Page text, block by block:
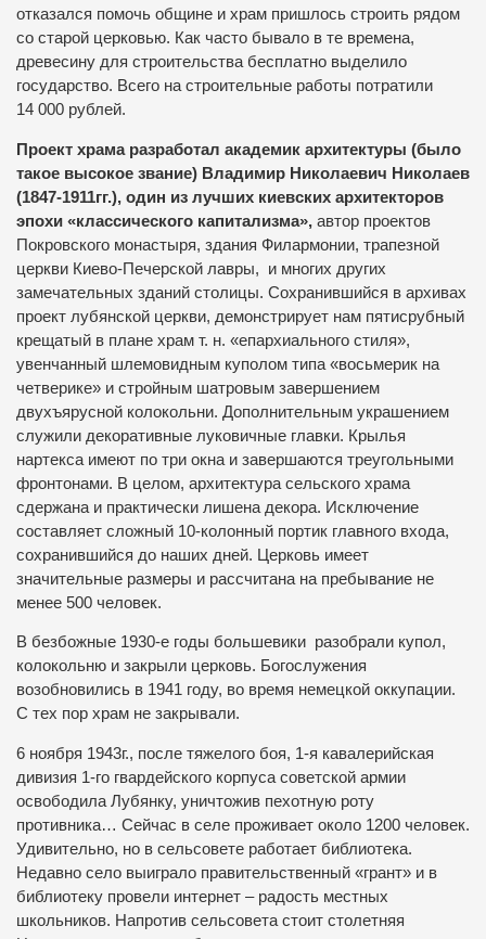
отказался помочь общине и храм пришлось строить рядом
со старой церковью. Как часто бывало в те времена,
древесину для строительства бесплатно выделило
государство. Всего на строительные работы потратили
14 000 рублей.
Проект храма разработал академик архитектуры (было
такое высокое звание) Владимир Николаевич Николаев
(1847-1911гг.), один из лучших киевских архитекторов
эпохи «классического капитализма», автор проектов
Покровского монастыря, здания Филармонии, трапезной
церкви Киево-Печерской лавры, и многих других
замечательных зданий столицы. Сохранившийся в архивах
проект лубянской церкви, демонстрирует нам пятисрубный
крещатый в плане храм т. н. «епархиального стиля»,
увенчанный шлемовидным куполом типа «восьмерик на
четверике» и стройным шатровым завершением
двухъярусной колокольни. Дополнительным украшением
служили декоративные луковичные главки. Крылья
нартекса имеют по три окна и завершаются треугольными
фронтонами. В целом, архитектура сельского храма
сдержана и практически лишена декора. Исключение
составляет сложный 10-колонный портик главного входа,
сохранившийся до наших дней. Церковь имеет
значительные размеры и рассчитана на пребывание не
менее 500 человек.
В безбожные 1930-е годы большевики разобрали купол,
колокольню и закрыли церковь. Богослужения
возобновились в 1941 году, во время немецкой оккупации.
С тех пор храм не закрывали.
6 ноября 1943г., после тяжелого боя, 1-я кавалерийская
дивизия 1-го гвардейского корпуса советской армии
освободила Лубянку, уничтожив пехотную роту
противника… Сейчас в селе проживает около 1200 человек.
Удивительно, но в сельсовете работает библиотека.
Недавно село выиграло правительственный «грант» и в
библиотеку провели интернет – радость местных
школьников. Напротив сельсовета стоит столетняя